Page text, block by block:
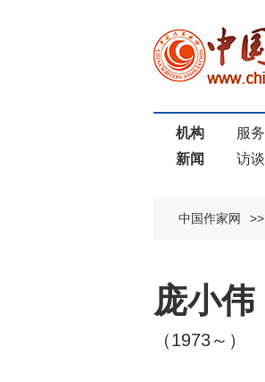
机构 服务
新闻
访谈
中国作家网 >>
庞小伟
（1973～）